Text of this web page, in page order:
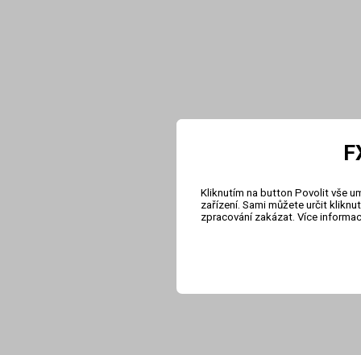
Kliknutím na button Povolit vše
zařízení. Sami můžete určit
zpracování zakázat. Více